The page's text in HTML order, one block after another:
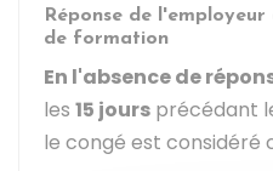
Réponse de
de formation
En l'absence de
les 15 jours précédant
le congé est considéré